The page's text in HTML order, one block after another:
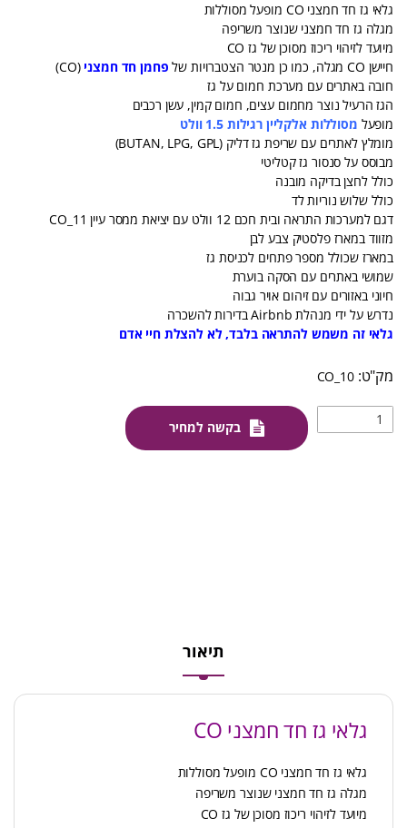
גלאי גז חד חמצני CO מופעל מסוללות
מגלה גז חד חמצני שנוצר משריפה
מיועד לזיהוי ריכוז מסוכן של גז CO
חיישן CO מגלה, כמו כן מנטר הצטברויות של
פחמן חד חמצני (CO)
חובה באתרים עם מערכת חמום על גז
הגז הרעיל נוצר מחמום עצים, חמום קמין, עשן רכבים
מופעל מסוללות אלקליין רגילות 1.5 וולט
מומלץ לאתרים עם שריפת גז דליק (BUTAN, LPG, GPL)
מבוסס על סנסור גז קטליטי
כולל לחצן בדיקה מובנה
כולל שלוש נוריות לד
דגם למערכות התראה ובית חכם 12 וולט עם יציאת ממסר עיין CO_11
מזווד במארז פלסטיק צבע לבן
במארז שכולל מספר פתחים לכניסת גז
שמושי באתרים עם הסקה בוערת
חיוני באזורים עם זיהום אויר גבוה
נדרש על ידי מנהלת Airbnb בדירות להשכרה
גלאי זה משמש להתראה בלבד, לא להצלת חיי אדם
CO_10
בקשה למחיר
תיאור
גלאי גז חד חמצני CO
גלאי גז חד חמצני CO מופעל מסוללות
מגלה גז חד חמצני שנוצר משריפה
מיועד לזיהוי ריכוז מסוכן של גז CO